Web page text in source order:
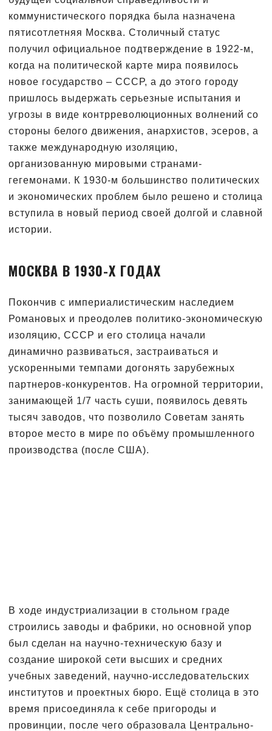
коммунистического порядка была назначена
пятисотлетняя Москва. Столичный статус
получил официальное подтверждение в 1922-м,
когда на политической карте мира появилось
новое государство – СССР, а до этого городу
пришлось выдержать серьезные испытания и
угрозы в виде контрреволюционных волнений со
стороны белого движения, анархистов, эсеров, а
также международную изоляцию,
организованную мировыми странами-
гегемонами. К 1930-м большинство политических
и экономических проблем было решено и столица
вступила в новый период своей долгой и славной
истории.
МОСКВА В 1930-Х ГОДАХ
Покончив с империалистическим наследием
Романовых и преодолев политико-экономическую
изоляцию, СССР и его столица начали
динамично развиваться, застраиваться и
ускоренными темпами догонять зарубежных
партнеров-конкурентов. На огромной территории,
занимающей 1/7 часть суши, появилось девять
тысяч заводов, что позволило Советам занять
второе место в мире по объёму промышленного
производства (после США).
В ходе индустриализации в стольном граде
строились заводы и фабрики, но основной упор
был сделан на научно-техническую базу и
создание широкой сети высших и средних
учебных заведений, научно-исследовательских
институтов и проектных бюро. Ещё столица в это
время присоединяла к себе пригороды и
провинции, после чего образовала Центрально-